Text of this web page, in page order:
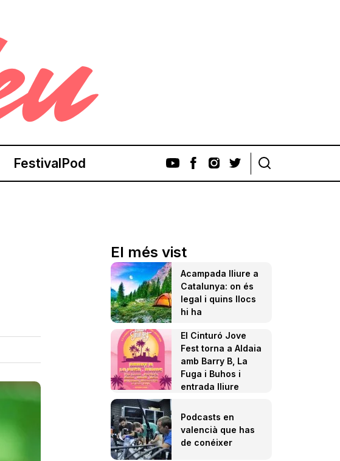
FestivalPod
El més vist
Acampada lliure a
Catalunya: on és
legal i quins llocs
hi ha
El Cinturó Jove
Fest torna a Aldaia
amb Barry B, La
Fuga i Buhos i
entrada lliure
Podcasts en
valencià que has
de conéixer